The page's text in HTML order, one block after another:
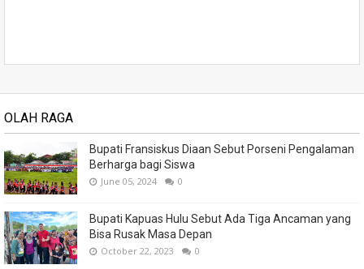
OLAH RAGA
Bupati Fransiskus Diaan Sebut Porseni Pengalaman
Berharga bagi Siswa
June 05, 2024 0
Bupati Kapuas Hulu Sebut Ada Tiga Ancaman yang
Bisa Rusak Masa Depan
October 22, 2023 0